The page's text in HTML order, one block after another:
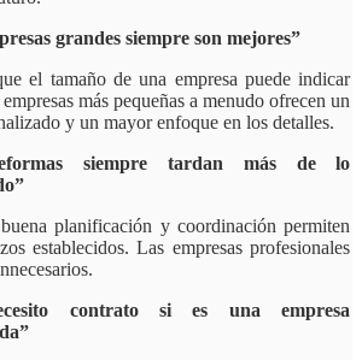
grandes siempre son mejores”
el tamaño de una empresa puede indicar
más pequeñas a menudo ofrecen un
y un mayor enfoque en los detalles.​
siempre tardan más de lo
planificación y coordinación permiten
establecidos. Las empresas profesionales
contrato si es una empresa